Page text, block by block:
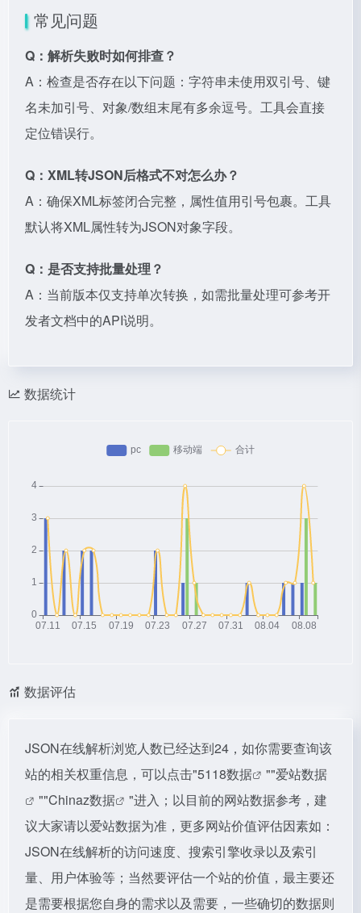
常见问题
Q：解析失败时如何排查？
A：检查是否存在以下问题：字符串未使用双引号、键
名未加引号、对象/数组末尾有多余逗号。工具会直接
定位错误行。
Q：XML转JSON后格式不对怎么办？
A：确保XML标签闭合完整，属性值用引号包裹。工具
默认将XML属性转为JSON对象字段。
Q：是否支持批量处理？
A：当前版本仅支持单次转换，如需批量处理可参考开
发者文档中的API说明。
数据统计
数据评估
JSON在线解析浏览人数已经达到24，如你需要查询该
站的相关权重信息，可以点击"5118数据 ""爱站数据
""Chinaz数据
"进入；以目前的网站数据参考，建
议大家请以爱站数据为准，更多网站价值评估因素如：
JSON在线解析的访问速度、搜索引擎收录以及索引
量、用户体验等；当然要评估一个站的价值，最主要还
是需要根据您自身的需求以及需要，一些确切的数据则